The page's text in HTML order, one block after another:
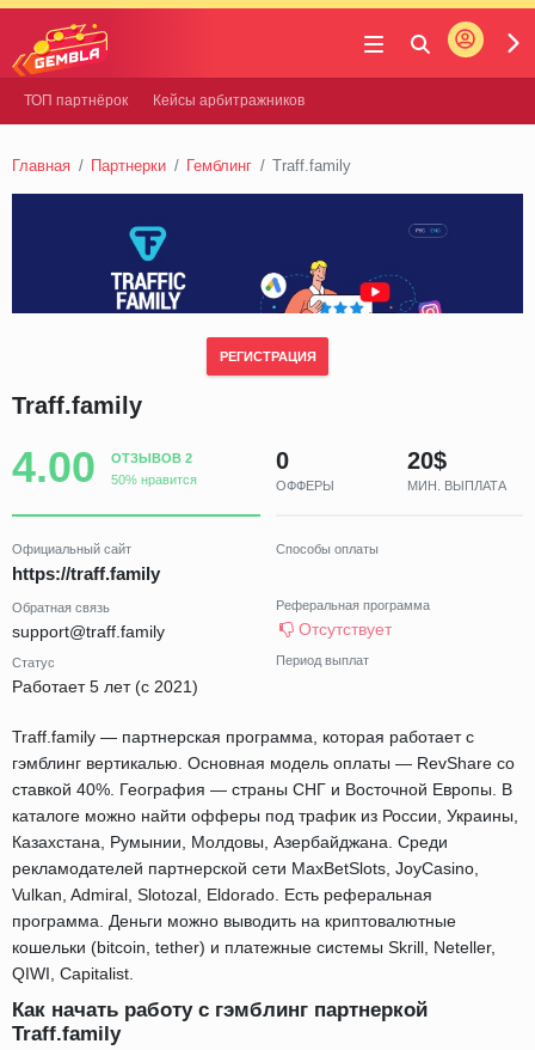
Gembla
Войти
ТОП партнёрок Кейсы арбитражников
Главная Партнерки Гемблинг Traff.family
Traff.family
4.00
ОТЗЫВОВ 2
50% нравится
0
ОФФЕРЫ
20$
МИН. ВЫПЛАТА
Официальный сайт
https://traff.family
Обратная связь
support@traff.family
Статус
Работает 5 лет (с 2021)
Способы оплаты
Реферальная программа
Отсутствует
Период выплат
Traff.family — партнерская программа, которая работает с
гэмблинг вертикалью. Основная модель оплаты — RevShare со
ставкой 40%. География — страны СНГ и Восточной Европы. В
каталоге можно найти офферы под трафик из России, Украины,
Казахстана, Румынии, Молдовы, Азербайджана. Среди
рекламодателей партнерской сети MaxBetSlots, JoyCasino,
Vulkan, Admiral, Slotozal, Eldorado. Есть реферальная
программа. Деньги можно выводить на криптовалютные
кошельки (bitcoin, tether) и платежные системы Skrill, Neteller,
QIWI, Capitalist.
Как начать работу с гэмблинг партнеркой
Traff.family
РЕГИСТРАЦИЯ